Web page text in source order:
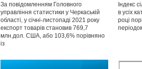
За повідомленням Головного
управління статистики у Черкаській
області, у січні-листопаді 2021 року
експорт товарів становив 769,7
млн.дол. США, або 103,6% порівняно
із
Індекс
в усіх
році